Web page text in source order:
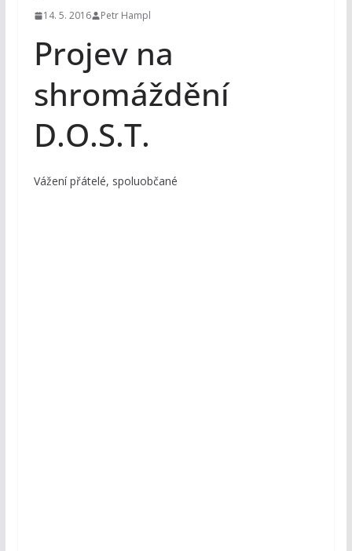
14. 5. 2016 Petr Hampl
Projev na
shromáždění
D.O.S.T.
Vážení přátelé, spoluobčané